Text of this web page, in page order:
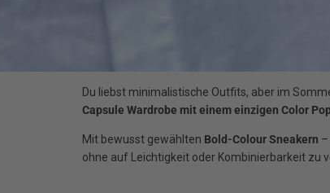
Du liebst minimalistische Outfits, aber im
Capsule Wardrobe mit einem einzigen Color
Mit bewusst gewählten Bold-Colour Sneakern
ohne auf Leichtigkeit oder Kombinierbarkeit zu